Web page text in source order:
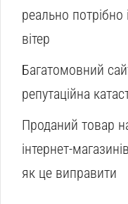
реально потрібно
вітер
Багатомовний
репутаційна
Проданий товар
інтернет-
як це виправити